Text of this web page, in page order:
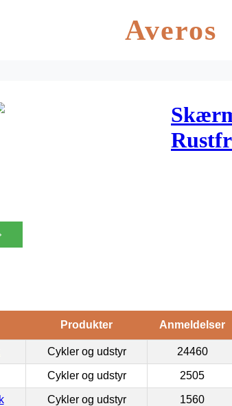
Averos
Produkter Anmeldelser
Cykler og udstyr 24460
Cykler og udstyr 2505
Cykler og udstyr 1560